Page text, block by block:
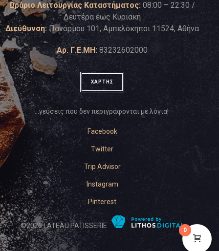
0
Ωράριο Λειτουργίας Καταστήματος: 08:00 – 22:30 /
Δευτέρα έως Κυριακή
Διεύθυνση: Πανόρμου 101, Αμπελόκηποι 11524, Αθήνα
Αρ. Γ.Ε.ΜΗ: 83232602000
ΧΑΡΤΗΣ
…γεύσεις που δεν περιγράφονται με λόγια!
Facebook
Twitter
Trip Advisor
Instagram
Pinterest
©2026LATEAU PATISSERIE